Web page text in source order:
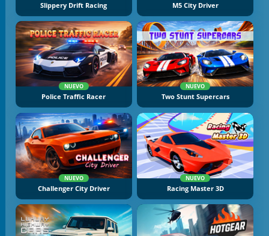
Slippery Drift Racing M5 City Driver
NUEVO
Police Traffic Racer
NUEVO
Two Stunt Supercars
NUEVO
Challenger City Driver
NUEVO
Racing Master 3D